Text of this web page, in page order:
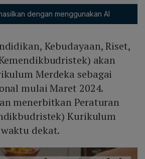
dengan menggunakan AI
Kebudayaan, Riset,
akan
Merdeka sebagai
mulai Maret 2024.
menerbitkan Peraturan
Kurikulum
dekat.